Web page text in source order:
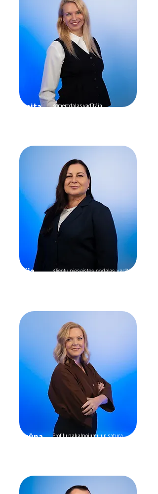
Sanita Komercdaļas vadītāja
Evija Klientu piesaistes nodaļas vadītāja
Ingūna
​Profilu pakalpojumu un satura